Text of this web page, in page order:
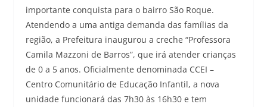
importante conquista para o bairro São Roque.
Atendendo a uma antiga demanda das famílias da
região, a Prefeitura inaugurou a creche “Professora
Camila Mazzoni de Barros”, que irá atender crianças
de 0 a 5 anos. Oficialmente denominada CCEI –
Centro Comunitário de Educação Infantil, a nova
unidade funcionará das 7h30 às 16h30 e tem